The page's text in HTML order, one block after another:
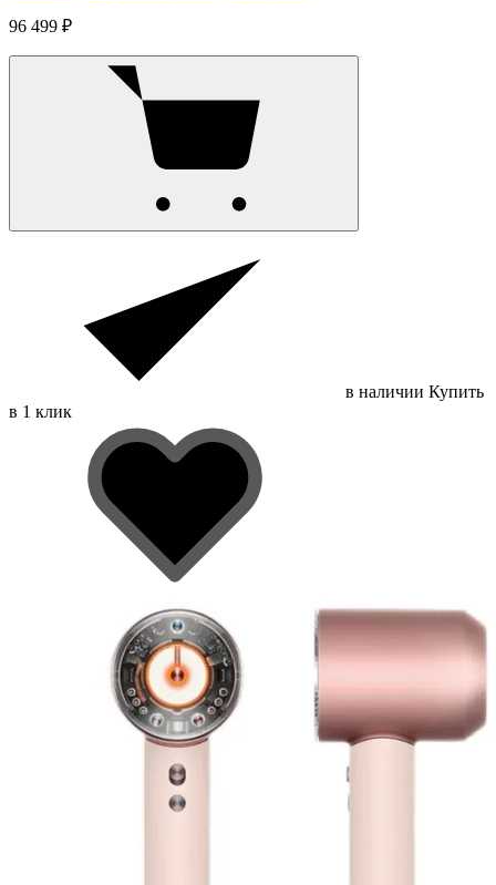
96 499 ₽
в наличии Купить
в 1 клик